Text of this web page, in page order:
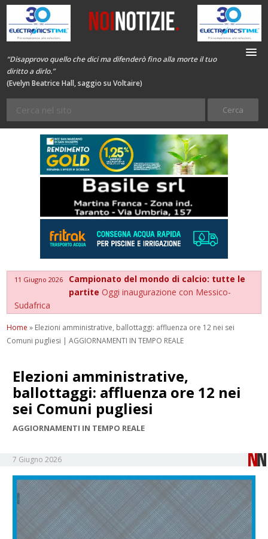
“Disapprovo quello che dici ma difenderò fino alla morte il tuo
diritto a dirlo.”
(Evelyn Beatrice Hall, saggio su Voltaire)
11 Giugno 2026
Campionato del mondo di calcio: tutte le
partiteOggi inaugurazione con Messico-
Sudafrica
Home » Elezioni amministrative, ballottaggi: affluenza ore 12 nei sei
Comuni pugliesi | AGGIORNAMENTI IN TEMPO REALE
Elezioni amministrative,
ballottaggi: affluenza ore 12 nei
sei Comuni pugliesi
AGGIORNAMENTI IN TEMPO REALE
7 Giugno 2026